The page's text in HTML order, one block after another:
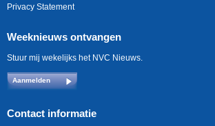
Privacy Statement
Weeknieuws ontvangen
Stuur mij wekelijks het NVC Nieuws.
Aanmelden
Contact informatie